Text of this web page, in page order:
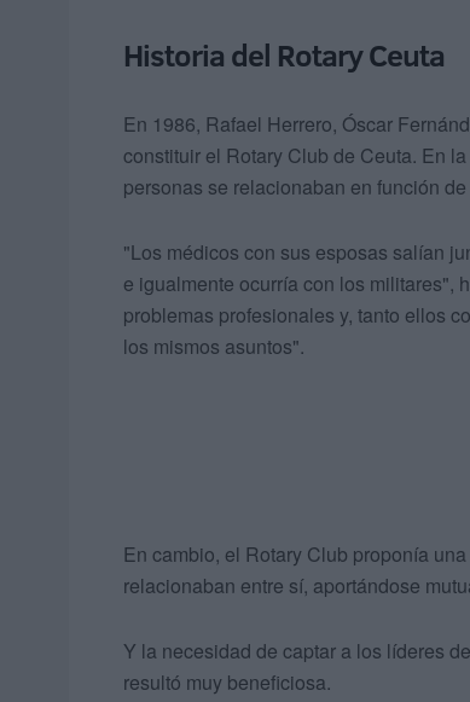
Historia del Rotary Ceuta
En 1986, Rafael Herrero, Óscar
constituir el Rotary Club de Ceuta. En
personas se relacionaban en función
"Los médicos con sus esposas salían
e igualmente ocurría con los militares",
problemas profesionales y, tanto ellos
los mismos asuntos".
En cambio, el Rotary Club proponía
relacionaban entre sí, aportándose
Y la necesidad de captar a los líderes
resultó muy beneficiosa.